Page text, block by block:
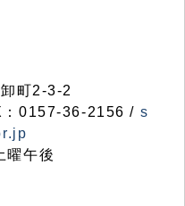
町2-3-2
0157-36-2156 / s
曜午後